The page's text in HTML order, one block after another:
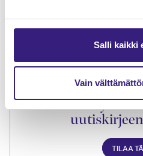
Salli kaikki
Vain
TILAA
Liity
TILAA